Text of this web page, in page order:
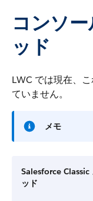
コンソ
ッド
LWC では現在、
ていません。
メモ
Salesforce Classic
ッド